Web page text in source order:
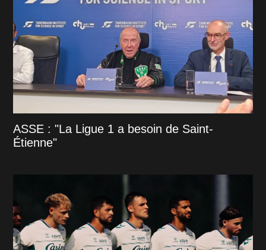
ASSE : "La Ligue 1 a besoin de Saint-
Étienne"